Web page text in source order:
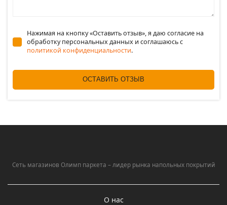
Нажимая на кнопку «Оставить отзыв», я даю согласие на
обработку персональных данных и соглашаюсь c
политикой конфиденциальности.
ОСТАВИТЬ ОТЗЫВ
Сеть магазинов Олимп паркета – лидер рынка напольных покрытий
О нас